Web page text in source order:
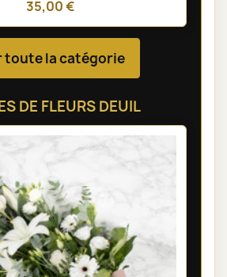
35,00 €
toute la catégorie
DE FLEURS DEUIL